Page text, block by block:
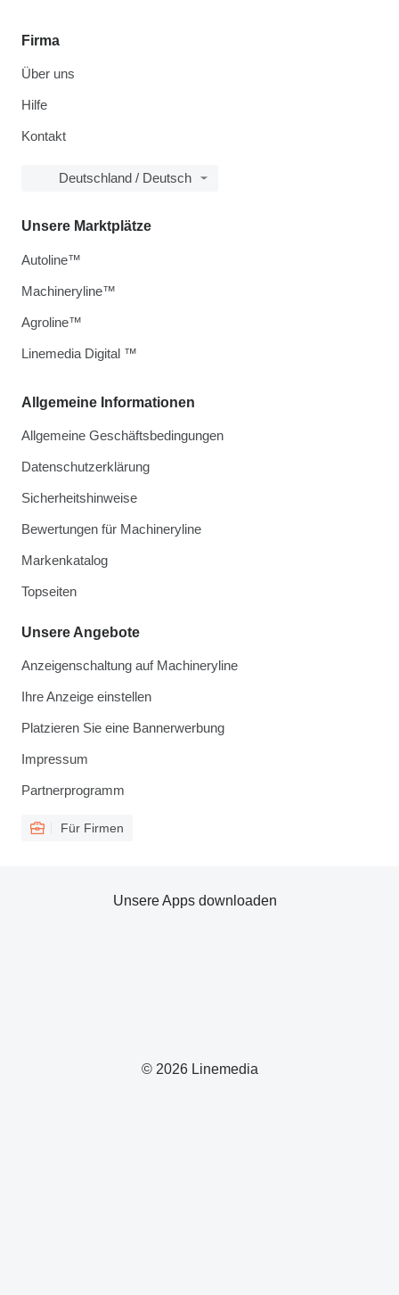
Firma
Über uns
Hilfe
Kontakt
Deutschland / Deutsch
Allgemeine Informationen
Allgemeine Geschäftsbedingungen
Datenschutzerklärung
Sicherheitshinweise
Bewertungen für Machineryline
Markenkatalog
Topseiten
Unsere Angebote
Anzeigenschaltung auf Machineryline
Ihre Anzeige einstellen
Platzieren Sie eine Bannerwerbung
Impressum
Partnerprogramm
Für Firmen
Unsere Marktplätze
Autoline™
Machineryline™
Agroline™
Linemedia Digital ™
© 2026 Linemedia
Unsere Apps downloaden